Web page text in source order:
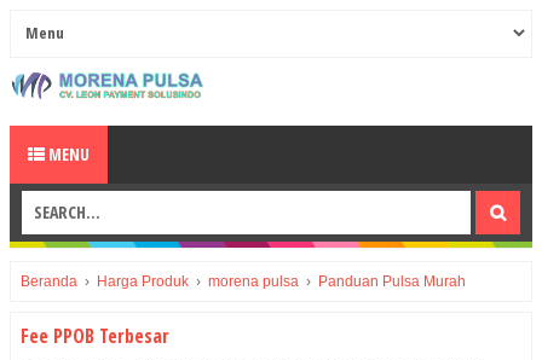
MENU
Beranda › Harga Produk › morena pulsa › Panduan Pulsa Murah
Fee PPOB Terbesar